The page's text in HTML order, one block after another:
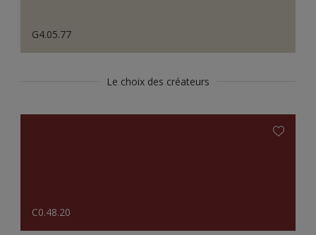
G4.05.77
Le choix des créateurs
C0.48.20